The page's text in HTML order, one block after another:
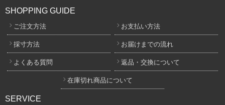
SHOPPING GUIDE
ご注文方法 お支払い方法
採寸方法 お届けまでの流れ
よくある質問 返品・交換について
在庫切れ商品について
SERVICE